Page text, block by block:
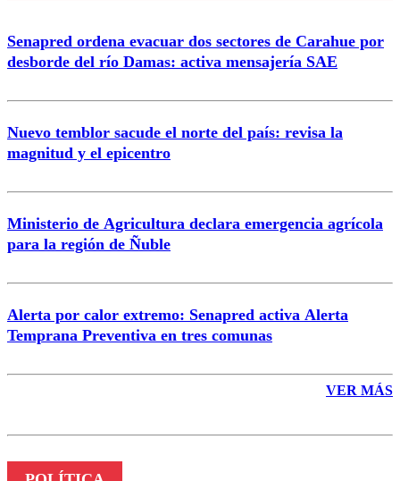
Correo
Senapred ordena evacuar dos sectores de Carahue por
desborde del río Damas: activa mensajería SAE
Nuevo temblor sacude el norte del país: revisa la
magnitud y el epicentro
Ministerio de Agricultura declara emergencia agrícola
para la región de Ñuble
Alerta por calor extremo: Senapred activa Alerta
Temprana Preventiva en tres comunas
VER MÁS